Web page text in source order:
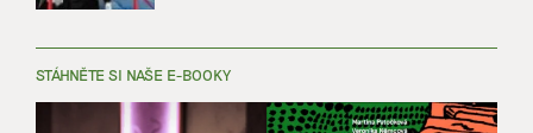
STÁHNĚTE SI NAŠE E-BOOKY